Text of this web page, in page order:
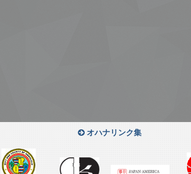
オハナリンク集